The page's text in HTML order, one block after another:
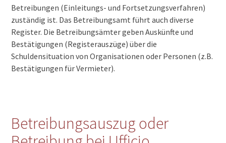
Betreibungen (Einleitungs- und Fortsetzungsverfahren)
zuständig ist. Das Betreibungsamt führt auch diverse
Register. Die Betreibungsämter geben Auskünfte und
Bestätigungen (Registerauszüge) über die
Schuldensituation von Organisationen oder Personen (z.B.
Bestätigungen für Vermieter).
Betreibungsauszug oder